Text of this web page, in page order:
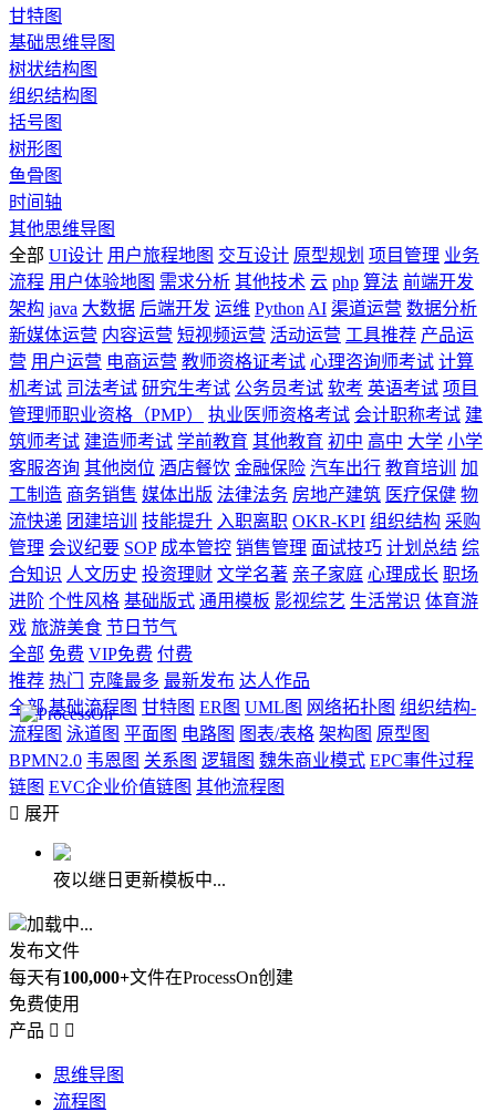
甘特图
基础思维导图
树状结构图
组织结构图
括号图
树形图
鱼骨图
时间轴
其他思维导图
全部 UI设计 用户旅程地图 交互设计 原型规划 项目管理 业务
流程 用户体验地图 需求分析 其他技术 云 php 算法 前端开发
架构 java 大数据 后端开发 运维 Python AI 渠道运营 数据分析
新媒体运营 内容运营 短视频运营 活动运营 工具推荐 产品运
营 用户运营 电商运营 教师资格证考试 心理咨询师考试 计算
机考试 司法考试 研究生考试 公务员考试 软考 英语考试 项目
管理师职业资格（PMP）
执业医师资格考试 会计职称考试 建
筑师考试 建造师考试 学前教育 其他教育 初中 高中 大学 小学
客服咨询 其他岗位 酒店餐饮 金融保险 汽车出行 教育培训
加
工制造 商务销售 媒体出版 法律法务 房地产建筑 医疗保健 物
流快递 团建培训 技能提升 入职离职 OKR-KPI 组织结构 采购
管理 会议纪要 SOP 成本管控 销售管理 面试技巧 计划总结 综
合知识 人文历史 投资理财 文学名著 亲子家庭 心理成长 职场
进阶 个性风格 基础版式 通用模板 影视综艺 生活常识 体育游
戏 旅游美食 节日节气
全部 免费 VIP免费 付费
推荐 热门 克隆最多 最新发布 达人作品
全部 基础流程图 甘特图 ER图 UML图 网络拓扑图 组织结构-
流程图 泳道图 平面图 电路图 图表/表格 架构图 原型图
BPMN2.0 韦恩图 关系图 逻辑图 魏朱商业模式 EPC事件过程
链图 EVC企业价值链图 其他流程图
 展开
夜以继日更新模板中...
加载中...
发布文件
每天有100,000+文件在ProcessOn创建
免费使用
产品  
思维导图
流程图